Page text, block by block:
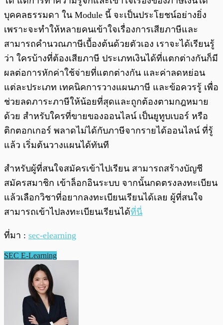
บุคคลธรรมดา ใน Module นี้ จะเป็นประโยชน์อย่างยิ่ง
เพราะจะทำให้หลายคนเข้าใจเรื่องการเสียภาษีและ
สามารถคำนวณภาษีเบื้องต้นด้วยตัวเอง เราจะได้เรียนรู้
ว่า ใครบ้างที่ต้องเสียภาษี ประเภทเงินได้ที่แตกต่างกันก็มี
ผลต่อการหักค่าใช้จ่ายที่แตกต่างกัน และค่าลดหย่อน
แต่ละประเภท เทคนิคการวางแผนภาษี และข้อควรรู้ เพื่อ
ช่วยลดภาระภาษีให้น้อยที่สุดและถูกต้องตามกฎหมาย
ด้วย สำหรับใครที่ขายของออนไลน์ เป็นยูทูบเบอร์ หรือ
ติกตอกเกอร์ พลาดไม่ได้กับภาษีจากรายได้ออนไลน์ ที่รู้
แล้ว เริ่มต้นวางแผนได้ทันที
สำหรับผู้ที่สนใจสมัครเข้าไปเรียน สามารถสร้างบัญชี
สมัครสมาชิก เข้าล็อกอินระบบ จากนั้นกดตรงลงทะเบียน
แล้วเลือกวิชาที่อยากลงทะเบียนเรียนได้เลย ผู้ที่สนใจ
สามารถเข้าไปลงทะเบียนเรียนได้ที่นี่
ที่มา : sec-elearning
SEC E-Learning